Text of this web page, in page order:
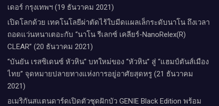
เดอร์​ กรุงเทพฯ​ (19 ธันวาคม 2021)
เปิดโลกด้วย เทคโนโลยีผ่าตัดไร้ใบมีดแผลเล็กระดับนาโน ถึงเวลา
ถอดแว่นหนาเตอะกับ “นาโน รีเลกซ์ เคลียร์-NanoRelex(R)
CLEAR” (20 ธันวาคม 2021)
“บันยัน เรสซิเดนซ์ หัวหิน” บทใหม่ของ “หัวหิน” สู่ “แฮมป์ตันส์เมือง
ไทย” จุดหมายปลายทางแห่งการอยู่อาศัยสุดหรู (21 ธันวาคม
2021)
อเมริกันสแตนดาร์ดเปิดตัวชุดฝักบัว GENIE Black Edition พร้อม